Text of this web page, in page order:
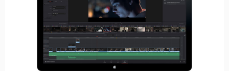
Ukraine
United Kingdom
United States